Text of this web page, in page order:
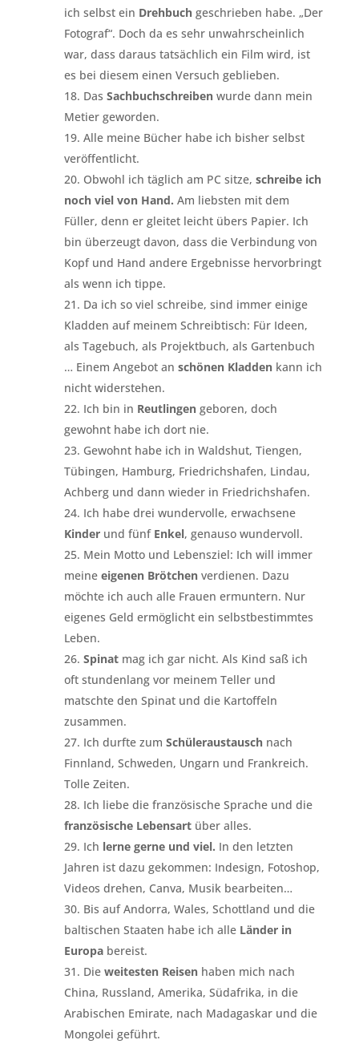
ich selbst ein Drehbuchgeschrieben habe. „Der
Fotograf“. Doch da es sehr unwahrscheinlich
war, dass daraus tatsächlich ein Film wird, ist
es bei diesem einen Versuch geblieben.
Das Sachbuchschreibenwurde dann mein
Metier geworden.
Alle meine Bücher habe ich bisher selbst
veröffentlicht.
Obwohl ich täglich am PC sitze, schreibe ich
noch viel von Hand. Am liebsten mit dem
Füller, denn er gleitet leicht übers Papier. Ich
bin überzeugt davon, dass die Verbindung von
Kopf und Hand andere Ergebnisse hervorbringt
als wenn ich tippe.
Da ich so viel schreibe, sind immer einige
Kladden auf meinem Schreibtisch: Für Ideen,
als Tagebuch, als Projektbuch, als Gartenbuch
… Einem Angebot an schönen Kladdenkann ich
nicht widerstehen.
Ich bin in Reutlingengeboren, doch
gewohnt habe ich dort nie.
Gewohnt habe ich in Waldshut, Tiengen,
Tübingen, Hamburg, Friedrichshafen, Lindau,
Achberg und dann wieder in Friedrichshafen.
Ich habe drei wundervolle, erwachsene
Kinderund fünf Enkel, genauso wundervoll.
Mein Motto und Lebensziel: Ich will immer
meine eigenen Brötchenverdienen. Dazu
möchte ich auch alle Frauen ermuntern. Nur
eigenes Geld ermöglicht ein selbstbestimmtes
Leben.
Spinatmag ich gar nicht. Als Kind saß ich
oft stundenlang vor meinem Teller und
matschte den Spinat und die Kartoffeln
zusammen.
Ich durfte zum Schüleraustauschnach
Finnland, Schweden, Ungarn und Frankreich.
Tolle Zeiten.
Ich liebe die französische Sprache und die
französische Lebensartüber alles.
Ich lerne gerne und viel. In den letzten
Jahren ist dazu gekommen: Indesign, Fotoshop,
Videos drehen, Canva, Musik bearbeiten…
Bis auf Andorra, Wales, Schottland und die
baltischen Staaten habe ich alleLänder in
Europabereist.
Die weitesten Reisenhaben mich nach
China, Russland, Amerika, Südafrika, in die
Arabischen Emirate, nach Madagaskar und die
Mongolei geführt.